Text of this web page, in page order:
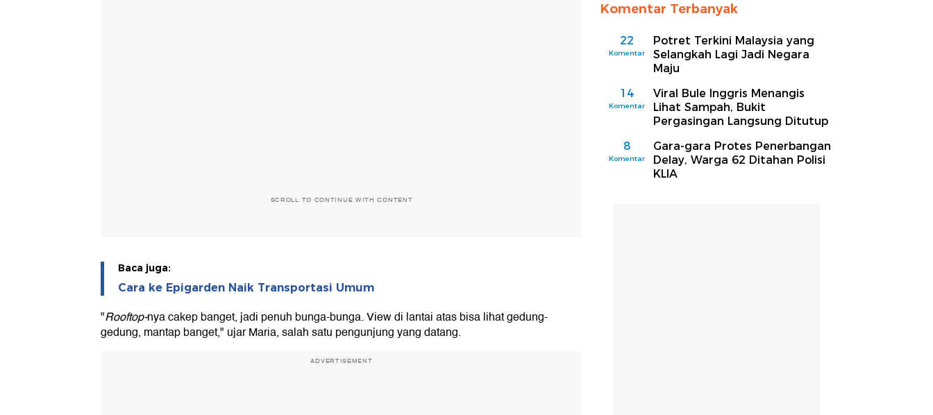
SCROLL TO CONTINUE WITH CONTENT
Baca juga:
Cara ke Epigarden Naik Transportasi Umum
"Rooftop-nya cakep banget, jadi penuh bunga-bunga. View di lantai atas bisa lihat gedung-
gedung, mantap banget," ujar Maria, salah satu pengunjung yang datang.
ADVERTISEMENT
Komentar Terbanyak
22
Komentar
Potret Terkini Malaysia yang
Selangkah Lagi Jadi Negara
Maju
14
Komentar
Viral Bule Inggris Menangis
Lihat Sampah, Bukit
Pergasingan Langsung Ditutup
8
Komentar
Gara-gara Protes Penerbangan
Delay, Warga 62 Ditahan Polisi
KLIA